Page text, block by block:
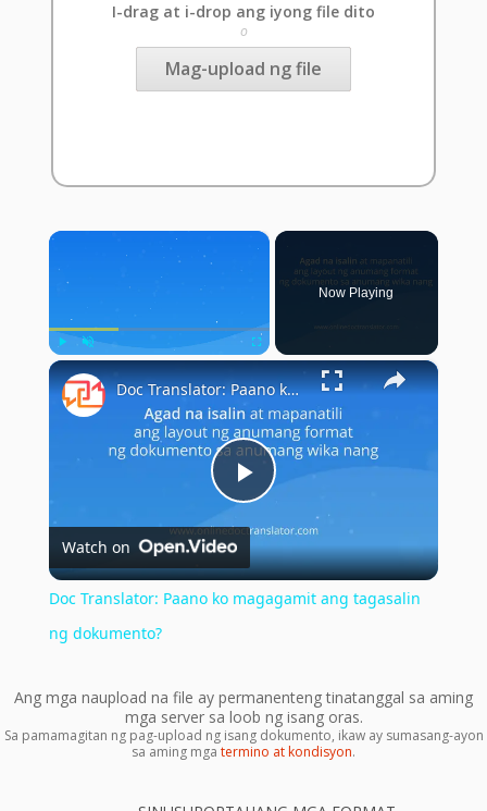
I-drag at i-drop ang iyong file dito
o
Mag-upload ng file
×
Play Unmute Fullscreen
Now Playing
×
Play
Video
Doc Translator: Paano ko magagamit ang tagasalin ng dokumento?
Watch on
Doc Translator: Paano ko magagamit ang tagasalin
ng dokumento?
Ang mga naupload na file ay permanenteng tinatanggal sa aming
mga server sa loob ng isang oras.
Sa pamamagitan ng pag-upload ng isang dokumento, ikaw ay sumasang-ayon
sa aming mga termino at kondisyon.